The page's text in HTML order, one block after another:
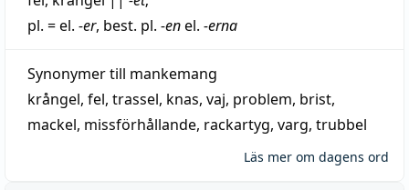
pl. = el. -er, best. pl. -enel. -erna
Synonymer till mankemang
krångel, fel, trassel, knas, vaj, problem, brist,
mackel, missförhållande, rackartyg, varg, trubbel
Läs mer om dagens ord